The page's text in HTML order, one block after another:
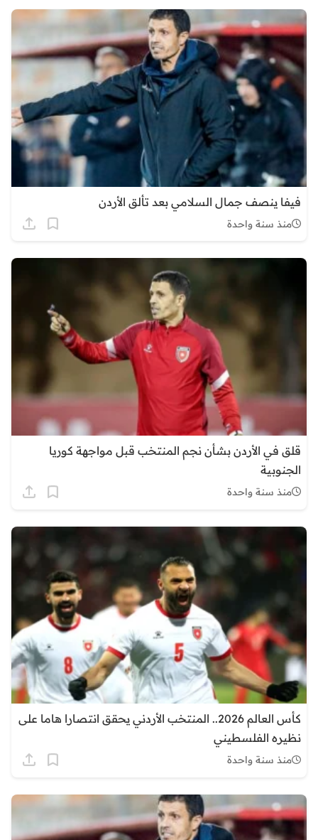
فيفا ينصف جمال السلامي بعد تألق الأردن
منذ سنة واحدة
قلق في الأردن بشأن نجم المنتخب قبل مواجهة كوريا
الجنوبية
منذ سنة واحدة
كأس العالم 2026.. المنتخب الأردني يحقق انتصارا هاما على
نظيره الفلسطيني
منذ سنة واحدة